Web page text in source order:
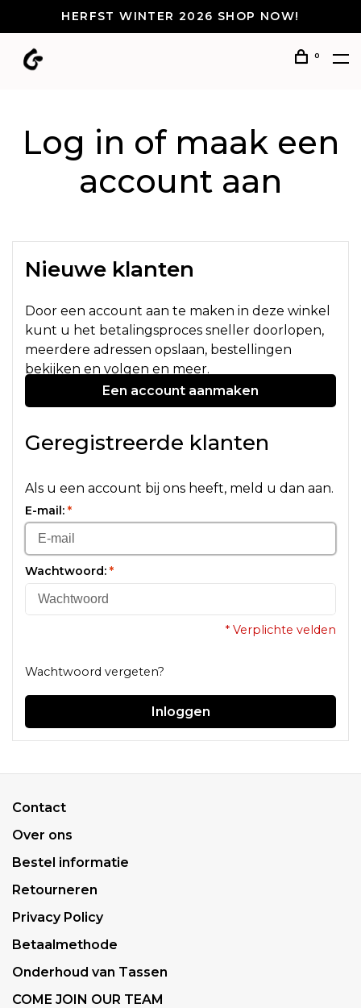
HERFST WINTER 2026 SHOP NOW!
0
Log in of maak een
account aan
Nieuwe klanten
Door een account aan te maken in deze winkel
kunt u het betalingsproces sneller doorlopen,
meerdere adressen opslaan, bestellingen
bekijken en volgen en meer.
Een account aanmaken
Geregistreerde klanten
Als u een account bij ons heeft, meld u dan aan.
E-mail: *
Wachtwoord: *
* Verplichte velden
Wachtwoord vergeten?
Inloggen
Contact
Over ons
Bestel informatie
Retourneren
Privacy Policy
Betaalmethode
Onderhoud van Tassen
COME JOIN OUR TEAM